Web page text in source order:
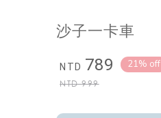
沙子一卡車
NTD 789
NTD999
21% off